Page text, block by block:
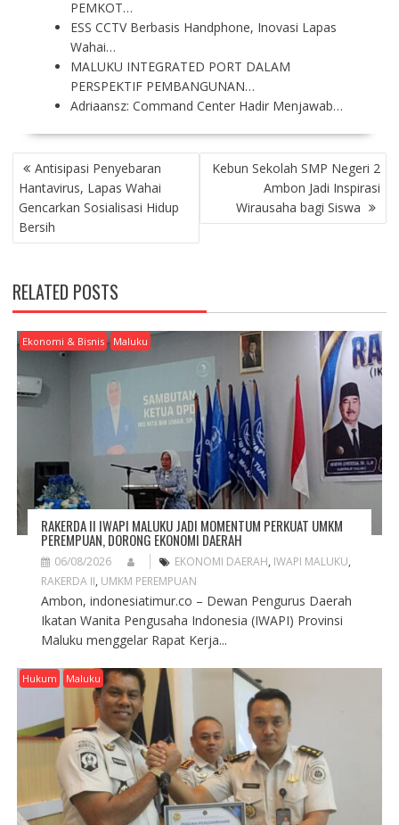
PEMKOT…
ESS CCTV Berbasis Handphone, Inovasi Lapas
Wahai…
MALUKU INTEGRATED PORT DALAM
PERSPEKTIF PEMBANGUNAN…
Adriaansz: Command Center Hadir Menjawab…
P
O
S
T
N
V
I
G
A
T
O
Antisipasi Penyebaran
Hantavirus, Lapas Wahai
Gencarkan Sosialisasi Hidup
Bersih
Kebun Sekolah SMP Negeri 2
Ambon Jadi Inspirasi
Wirausaha bagi Siswa
RELATED POSTS
Ekonomi & Bisnis Maluku
RAKERDA II IWAPI MALUKU JADI MOMENTUM PERKUAT UMKM
PEREMPUAN, DORONG EKONOMI DAERAH
06/08/2026 EKONOMI DAERAH, IWAPI MALUKU,
RAKERDA II, UMKM PEREMPUAN
Ambon, indonesiatimur.co – Dewan Pengurus Daerah
Ikatan Wanita Pengusaha Indonesia (IWAPI) Provinsi
Maluku menggelar Rapat Kerja...
Hukum Maluku